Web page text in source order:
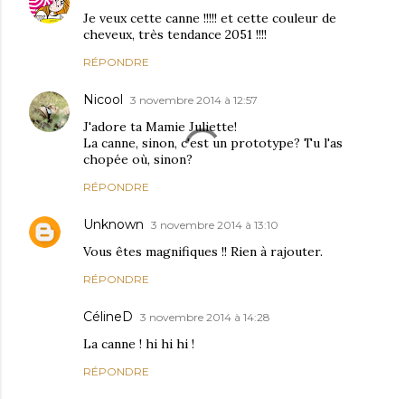
Je veux cette canne !!!!! et cette couleur de
cheveux, très tendance 2051 !!!!
RÉPONDRE
Nicool 3 novembre 2014 à 12:57
J'adore ta Mamie Juliette!
La canne, sinon, c'est un prototype? Tu l'as
chopée où, sinon?
RÉPONDRE
Unknown 3 novembre 2014 à 13:10
Vous êtes magnifiques !! Rien à rajouter.
RÉPONDRE
CélineD 3 novembre 2014 à 14:28
La canne ! hi hi hi !
RÉPONDRE